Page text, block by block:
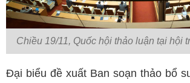
Chiều 19/11, Quốc hội thảo luận tại hội
Đại biểu đề xuất Ban soạn thảo bổ